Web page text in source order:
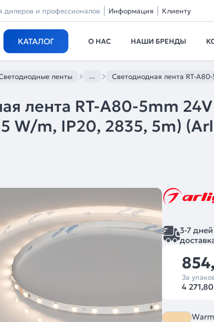
дилеров и профессионалов Информация Клиенту
КАТАЛОГ О НАС НАШИ БРЕНДЫ
ленты ... Светодиодная лента RT-
лента RT-A80-5mm 24V
W/m, IP20, 2835, 5m)
3-7 дней
За
4 271,80